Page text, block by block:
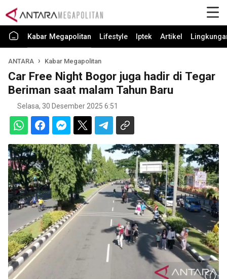
Kabar Megapolitan Lifestyle Iptek Artikel
ANTARA Kabar Megapolitan
Car Free Night Bogor juga hadir di Tegar
Beriman saat malam Tahun Baru
Selasa, 30 Desember 2025 6:51